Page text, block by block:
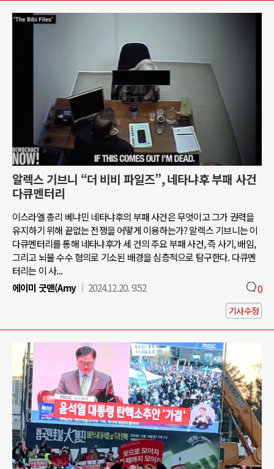
알렉스 기브니 “더 비비 파일즈”, 네타냐후 부패 사건
다큐멘터리
이스라엘 총리 베냐민 네타냐후의 부패 사건은 무엇이고 그가 권력을
유지하기 위해 끝없는 전쟁을 어떻게 이용하는가? 알렉스 기브니는 이
다큐멘터리를 통해 네타냐후가 세 건의 주요 부패 사건, 즉 사기, 배임,
그리고 뇌물 수수 혐의로 기소된 배경을 심층적으로 탐구한다. 다큐멘
터리는 이 사...
에이미 굿맨(Amy
2024.12.20. 9:52 0
기사수정